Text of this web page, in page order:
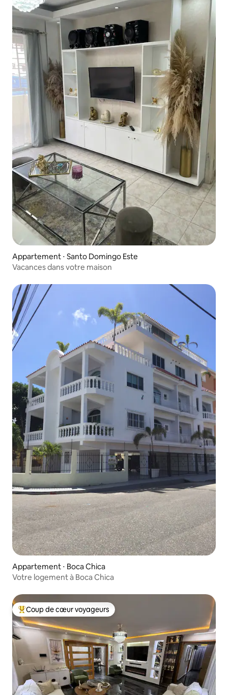
Appartement ⋅ Santo Domingo Este
Vacances dans votre maison
Appartement ⋅ Boca Chica
Votre logement à Boca Chica
Coups de cœur voyageurs les plus appréciés
Coup de cœur voyageurs